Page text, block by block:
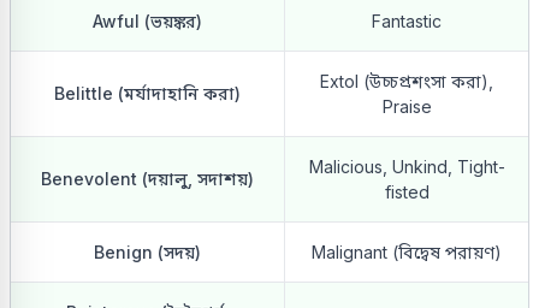
Awful (ভয়ঙ্কর) Fantastic
Belittle (মর্যাদাহানি করা)
Extol (উচ্চপ্রশংসা করা),
Praise
Benevolent (দয়ালু, সদাশয়)
Malicious, Unkind, Tight-
fisted
Benign (সদয়) Malignant (বিদ্বেষ পরায়ণ)